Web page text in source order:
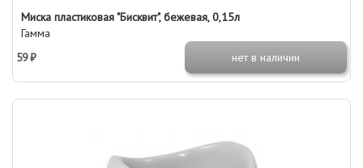
Миска пластиковая "Бисквит", бежевая, 0,15л
Гамма
59 ₽
нет в наличии